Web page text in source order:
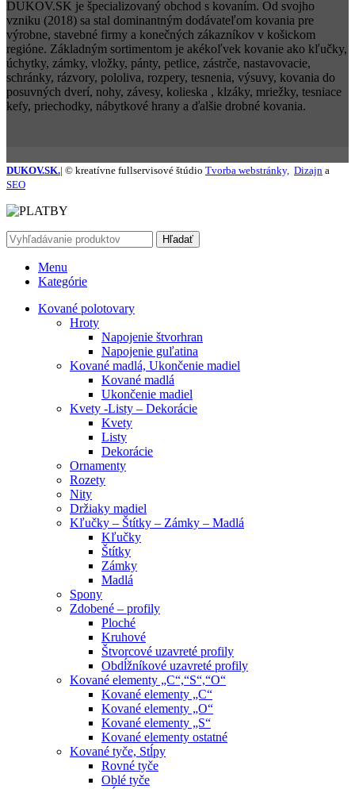
DUKOV.SK je špecializovaný obchod s kovaním. Od svojho
vzniku (2018) sa stal dominantným dodávateľom kovania pre
výrobne, stavebné firmy a konečných zákazníkov v košickom
regióne. Základným sortimentom je akékoľvek kovanie ako kľučky,
úchytky, zámky, vložky, pánty, petlice, zástrče, nastavovacie,
schránky, rázvory, pololiva, rozpery, tesnenia, výsuvy, kovania do
posuvných dverí, nohy, závesy, kolieska , klzáky, mriežky, tesniace
kefy, priechodky, nábytkové hrany a ďalšie drobné kovania.
DUKOV.SK.| © kreatívne fullservisové štúdio Tvorba webstránky, Dizajn a
SEO
Hľadať
Menu
Kategórie
Kované polotovary
Hroty
Napojenie štvorhran
Napojenie guľatina
Kované madlá, Ukončenie madiel
Kované madlá
Ukončenie madiel
Kvety -Listy – Dekorácie
Kvety
Listy
Dekorácie
Ornamenty
Rozety
Nity
Držiaky madiel
Kľučky – Štítky – Zámky – Madlá
Kľučky
Štítky
Zámky
Madlá
Spony
Zdobené – profily
Ploché
Kruhové
Štvorcové uzavreté profily
Obdĺžníkové uzavreté profily
Kované elementy „C“,“S“,“O“
Kované elementy „C“
Kované elementy „O“
Kované elementy „S“
Kované elementy ostatné
Kované tyče, Stĺpy
Rovné tyče
Oblé tyče